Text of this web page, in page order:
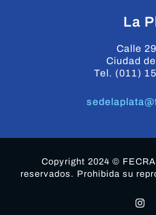
La
Calle
Ciudad
Tel. (011)
Copyright 2024 ©
reservados. Prohibida su